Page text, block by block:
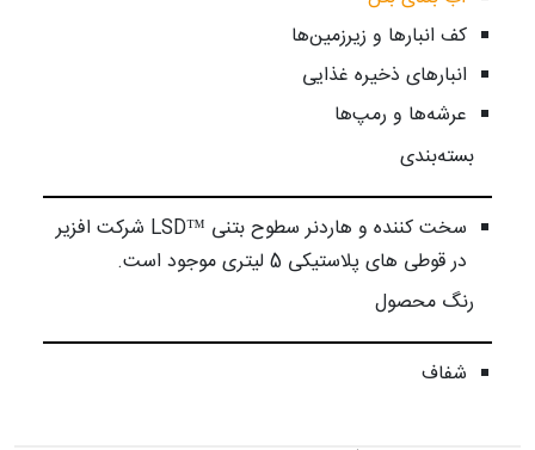
کف انبارها و زیرزمین‎‌ها
انبارهای ذخیره غذایی
عرشه‌ها و رمپ‌ها
بسته‌بندی
سخت کننده و هاردنر سطوح بتنی ™LSD شرکت افزیر
در قوطی های پلاستیکی 5 لیتری موجود است.
رنگ محصول
شفاف